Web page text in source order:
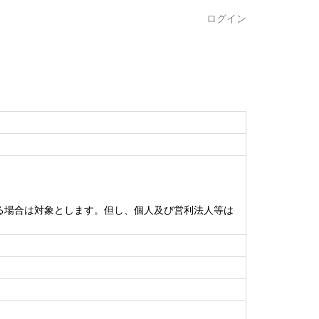
ログイン
合は対象とします。但し、個人及び営利法人等は